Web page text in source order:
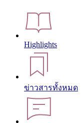
Highlights
ข่าวสารทั้งหมด